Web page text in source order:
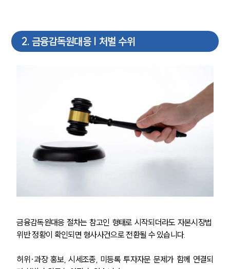
2. 금융감독원대응 | 처벌 수위
금융감독원대응 절차는 참고인 형태로 시작되더라도 자본시장법
위반 정황이 확인되면 형사사건으로 전환될 수 있습니다.
허위·과장 홍보, 시세조종, 미등록 투자자문 문제가 함께 연결되